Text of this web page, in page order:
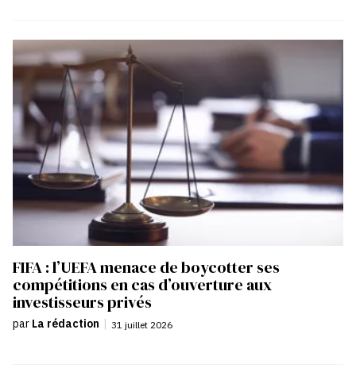
FIFA : l’UEFA menace de boycotter ses
compétitions en cas d’ouverture aux
investisseurs privés
par La rédaction | 31 juillet 2026